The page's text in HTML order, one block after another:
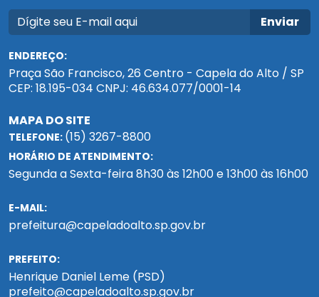
Enviar
ENDEREÇO:
Praça São Francisco, 26 Centro - Capela do Alto / SP
CEP: 18.195-034 CNPJ: 46.634.077/0001-14
MAPA DO SITE
TELEFONE: (15) 3267-8800
HORÁRIO DE ATENDIMENTO:
Segunda a Sexta-feira 8h30 às 12h00 e 13h00 às 16h00
E-MAIL:
prefeitura@capeladoalto.sp.gov.br
PREFEITO:
Henrique Daniel Leme (PSD)
prefeito@capeladoalto.sp.gov.br